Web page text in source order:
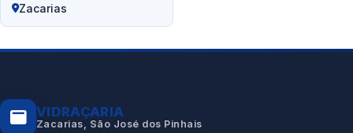
Zacarias
VIDRAÇARIA
Zacarias, São José dos Pinhais